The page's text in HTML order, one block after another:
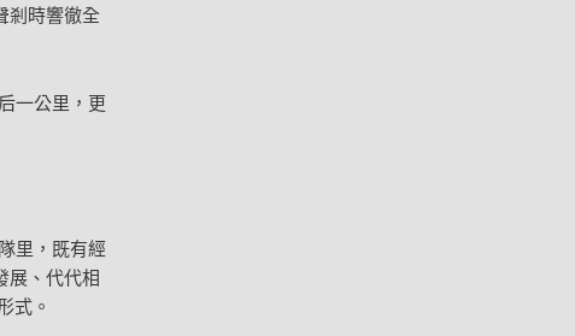
剎時響徹全
一公里，更
里，既有經
展、代代相
式。